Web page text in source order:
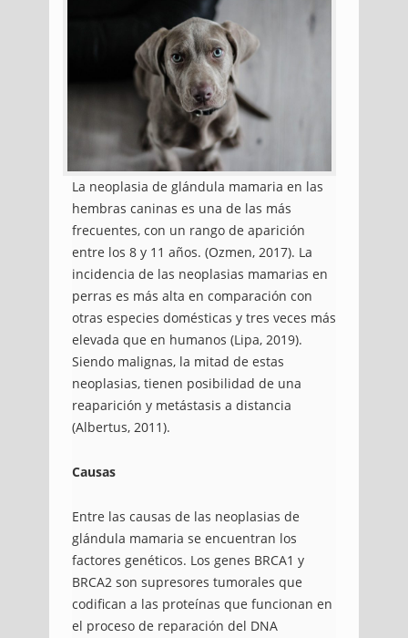
La neoplasia de glándula mamaria en las
hembras caninas es una de las más
frecuentes, con un rango de aparición
entre los 8 y 11 años. (Ozmen, 2017). La
incidencia de las neoplasias mamarias en
perras es más alta en comparación con
otras especies domésticas y tres veces más
elevada que en humanos (Lipa, 2019).
Siendo malignas, la mitad de estas
neoplasias, tienen posibilidad de una
reaparición y metástasis a distancia
(Albertus, 2011).
Causas
Entre las causas de las neoplasias de
glándula mamaria se encuentran los
factores genéticos. Los genes BRCA1 y
BRCA2 son supresores tumorales que
codifican a las proteínas que funcionan en
el proceso de reparación del DNA